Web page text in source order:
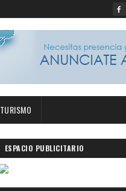
TURISMO
ESPACIO PUBLICITARIO